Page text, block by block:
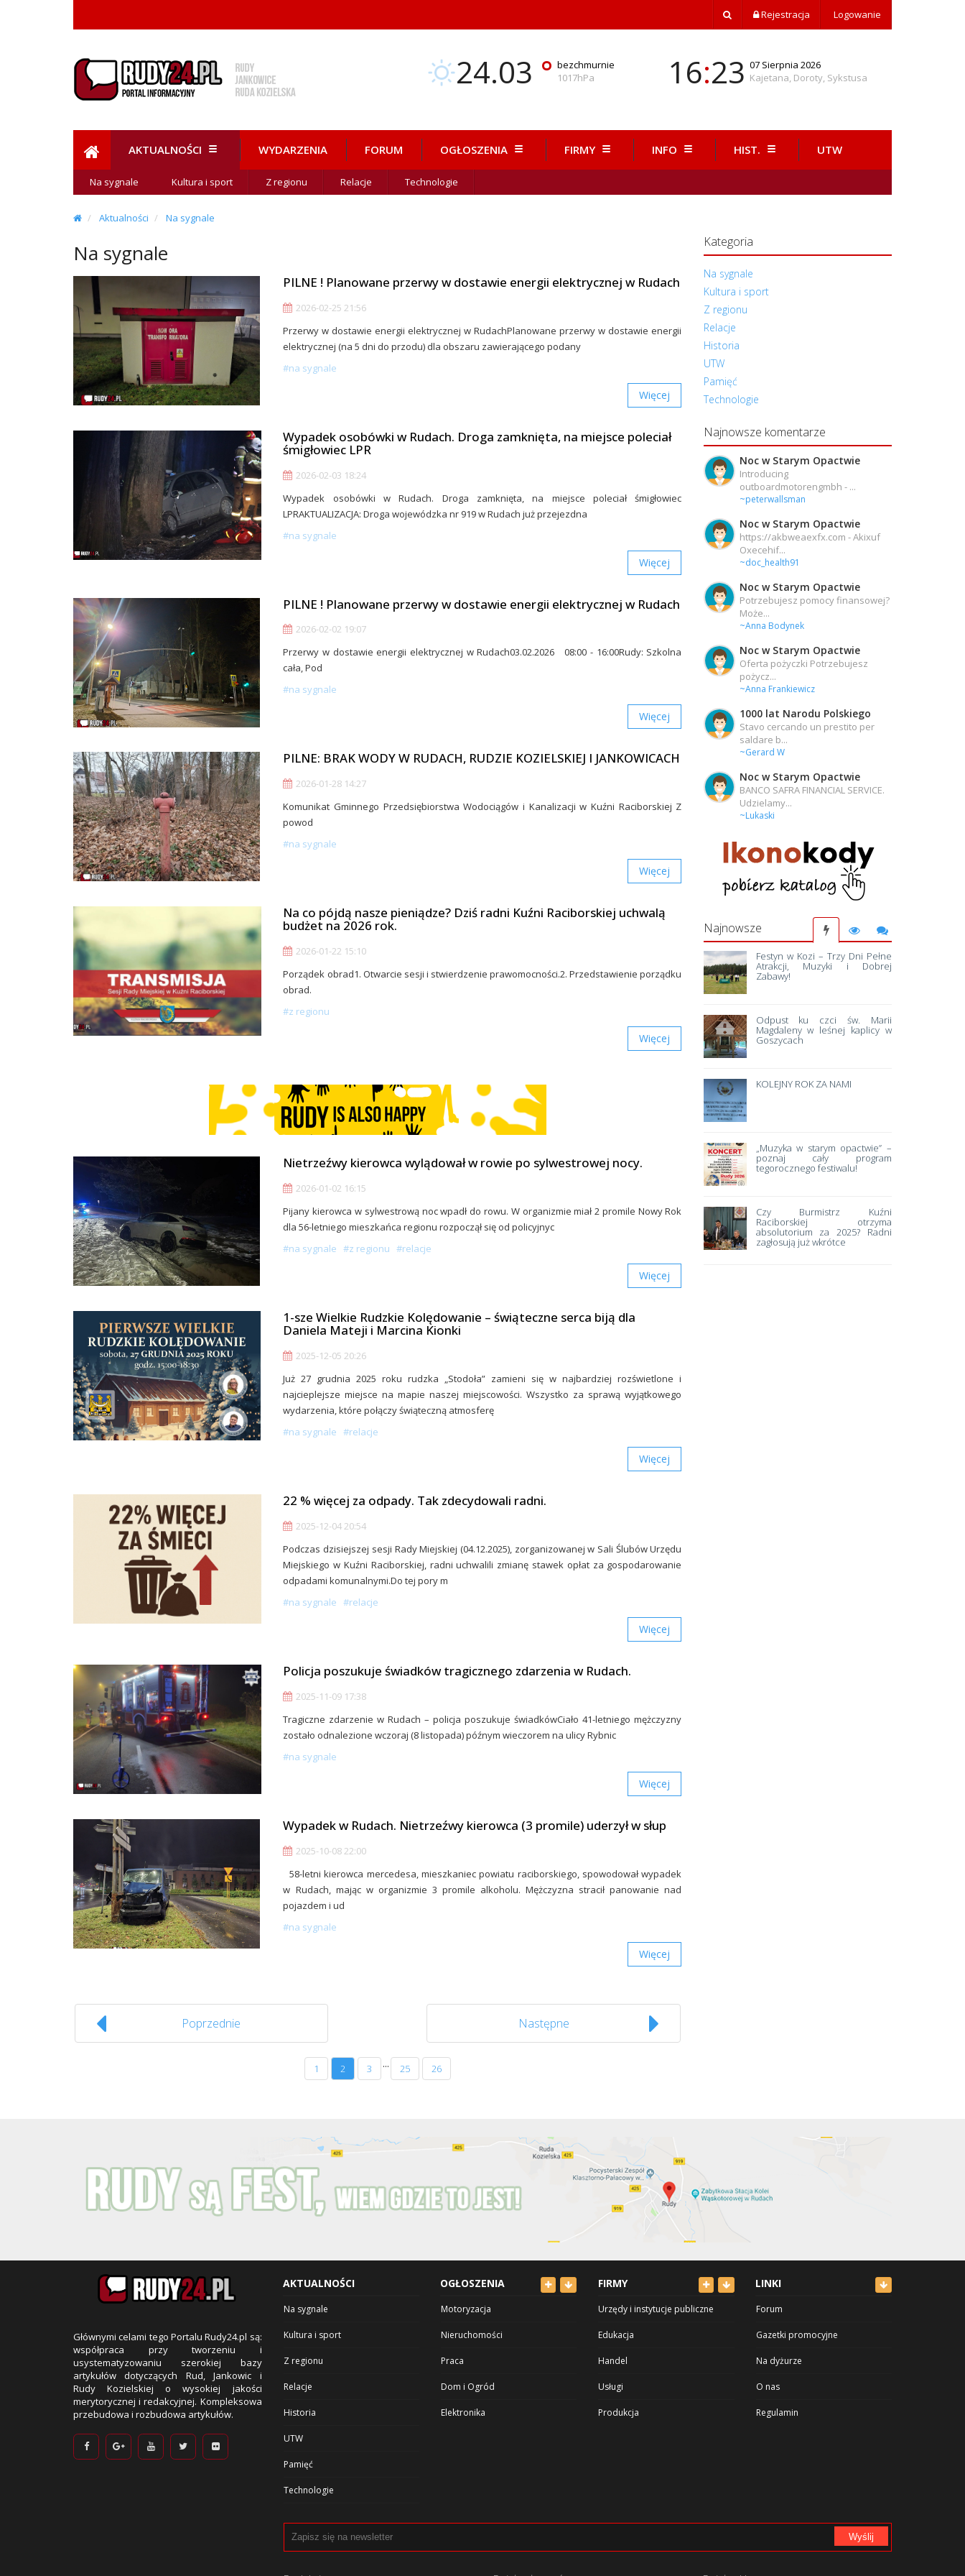
Rejestracja Logowanie
24.03 ° bezchmurnie
1017hPa
16:23 07 Sierpnia 2026
Kajetana, Doroty, Sykstusa
AKTUALNOŚCI
Na sygnale Kultura i sport Z regionu Relacje Technologie
WYDARZENIA FORUM OGŁOSZENIA FIRMY INFO HIST. UTW
Aktualności Na sygnale
Kategoria
Na sygnale
Kultura i sport
Z regionu
Relacje
Historia
UTW
Pamięć
Technologie
Najnowsze komentarze
Noc w Starym Opactwie
Introducing
outboardmotorengmbh - ...
~peterwallsman
Noc w Starym Opactwie
https://akbweaexfx.com - Akixuf
Oxecehif...
~doc_health91
Noc w Starym Opactwie
Potrzebujesz pomocy finansowej?
Może...
~Anna Bodynek
Noc w Starym Opactwie
Oferta pożyczki Potrzebujesz
pożycz...
~Anna Frankiewicz
1000 lat Narodu Polskiego
Stavo cercando un prestito per
saldare b...
~Gerard W
Noc w Starym Opactwie
BANCO SAFRA FINANCIAL SERVICE.
Udzielamy...
~Lukaski
Najnowsze
Festyn w Kozi – Trzy Dni Pełne
Atrakcji, Muzyki i Dobrej
Zabawy!
Odpust ku czci św. Marii
Magdaleny w leśnej kaplicy w
Goszycach
KOLEJNY ROK ZA NAMI
„Muzyka w starym opactwie” –
poznaj cały program
tegorocznego festiwalu!
Czy Burmistrz Kuźni
Raciborskiej otrzyma
absolutorium za 2025? Radni
zagłosują już wkrótce
Na sygnale
PILNE ! Planowane przerwy w dostawie energii elektrycznej w Rudach
2026-02-25 21:56
Przerwy w dostawie energii elektrycznej w RudachPlanowane przerwy w dostawie energii
elektrycznej (na 5 dni do przodu) dla obszaru zawierającego podany
#na sygnale
Więcej
Wypadek osobówki w Rudach. Droga zamknięta, na miejsce poleciał
śmigłowiec LPR
2026-02-03 18:24
Wypadek osobówki w Rudach. Droga zamknięta, na miejsce poleciał śmigłowiec
LPRAKTUALIZACJA: Droga wojewódzka nr 919 w Rudach już przejezdna
#na sygnale
Więcej
PILNE ! Planowane przerwy w dostawie energii elektrycznej w Rudach
2026-02-02 19:07
Przerwy w dostawie energii elektrycznej w Rudach03.02.2026 08:00 - 16:00Rudy: Szkolna
cała, Pod
#na sygnale
Więcej
PILNE: BRAK WODY W RUDACH, RUDZIE KOZIELSKIEJ I JANKOWICACH
2026-01-28 14:27
Komunikat Gminnego Przedsiębiorstwa Wodociągów i Kanalizacji w Kuźni Raciborskiej Z
powod
#na sygnale
Więcej
Na co pójdą nasze pieniądze? Dziś radni Kuźni Raciborskiej uchwalą
budżet na 2026 rok.
2026-01-22 15:10
Porządek obrad1. Otwarcie sesji i stwierdzenie prawomocności.2. Przedstawienie porządku
obrad.
#z regionu
Więcej
Nietrzeźwy kierowca wylądował w rowie po sylwestrowej nocy.
2026-01-02 16:15
Pijany kierowca w sylwestrową noc wpadł do rowu. W organizmie miał 2 promile Nowy Rok
dla 56-letniego mieszkańca regionu rozpoczął się od policyjnyc
#na sygnale #z regionu #relacje
Więcej
1-sze Wielkie Rudzkie Kolędowanie – świąteczne serca biją dla
Daniela Mateji i Marcina Kionki
2025-12-05 20:26
Już 27 grudnia 2025 roku rudzka „Stodoła” zamieni się w najbardziej rozświetlone i
najcieplejsze miejsce na mapie naszej miejscowości. Wszystko za sprawą wyjątkowego
wydarzenia, które połączy świąteczną atmosferę
#na sygnale #relacje
Więcej
22 % więcej za odpady. Tak zdecydowali radni.
2025-12-04 20:54
Podczas dzisiejszej sesji Rady Miejskiej (04.12.2025), zorganizowanej w Sali Ślubów Urzędu
Miejskiego w Kuźni Raciborskiej, radni uchwalili zmianę stawek opłat za gospodarowanie
odpadami komunalnymi.Do tej pory m
#na sygnale #relacje
Więcej
Policja poszukuje świadków tragicznego zdarzenia w Rudach.
2025-11-09 17:38
Tragiczne zdarzenie w Rudach – policja poszukuje świadkówCiało 41-letniego mężczyzny
zostało odnalezione wczoraj (8 listopada) późnym wieczorem na ulicy Rybnic
#na sygnale
Więcej
Wypadek w Rudach. Nietrzeźwy kierowca (3 promile) uderzył w słup
2025-10-08 22:00
58-letni kierowca mercedesa, mieszkaniec powiatu raciborskiego, spowodował wypadek
w Rudach, mając w organizmie 3 promile alkoholu. Mężczyzna stracił panowanie nad
pojazdem i ud
#na sygnale
Więcej
Poprzednie Następne
1 2 3 ... 25 26
Głównymi celami tego Portalu Rudy24.pl są:
współpraca przy tworzeniu i
usystematyzowaniu szerokiej bazy
artykułów dotyczących Rud, Jankowic i
Rudy Kozielskiej o wysokiej jakości
merytorycznej i redakcyjnej. Kompleksowa
przebudowa i rozbudowa artykułów.
AKTUALNOŚCI
Na sygnale
Kultura i sport
Z regionu
Relacje
Historia
UTW
Pamięć
Technologie
OGŁOSZENIA
Motoryzacja
Nieruchomości
Praca
Dom i Ogród
Elektronika
FIRMY
Urzędy i instytucje publiczne
Edukacja
Handel
Usługi
Produkcja
LINKI
Forum
Gazetki promocyjne
Na dyżurze
O nas
Regulamin
Wyślij